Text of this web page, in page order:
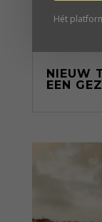
NIEUW
EEN
Hét